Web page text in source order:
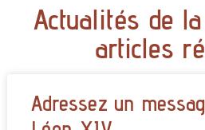
Actualités de
articles
Adressez un